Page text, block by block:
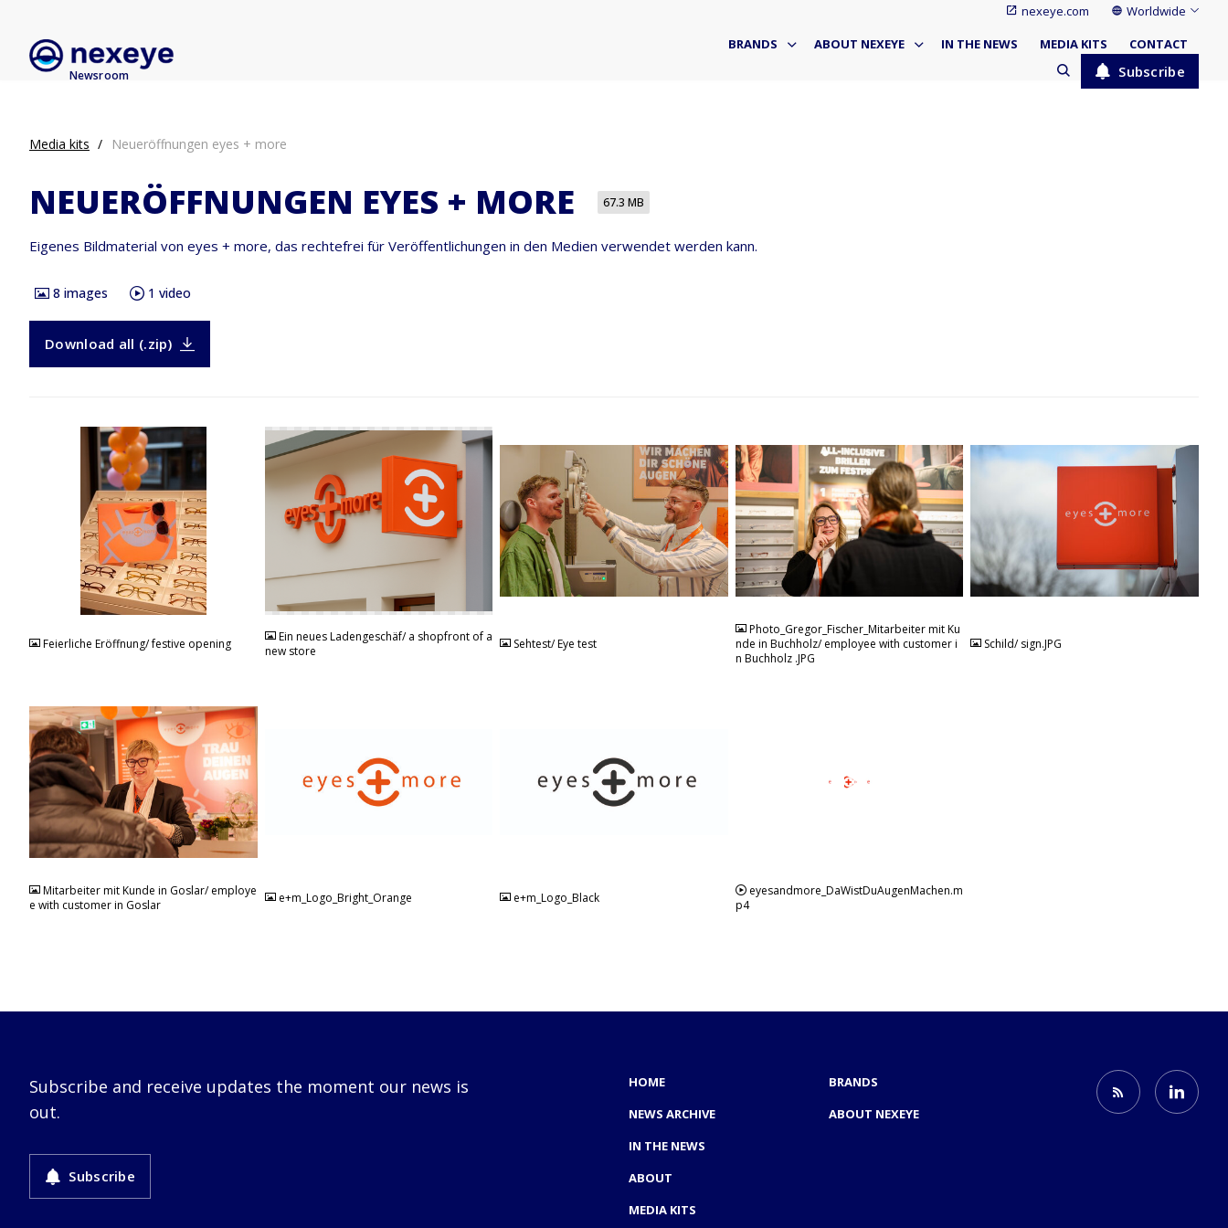
nexeye.com Worldwide
Newsroom
BRANDS ABOUT NEXEYE IN THE NEWS MEDIA KITS CONTACT
Subscribe
Media kits Neueröffnungen eyes + more
NEUERÖFFNUNGEN EYES + MORE 67.3 MB
Eigenes Bildmaterial von eyes + more, das rechtefrei für Veröffentlichungen in den Medien verwendet werden kann.
8 images 1 video
Download all (.zip)
Feierliche Eröffnung/ festive opening
Ein neues Ladengeschäf/ a shopfront of a
new store
JPG
Sehtest/ Eye test
JPG
Photo_Gregor_Fischer_Mitarbeiter mit Ku
nde in Buchholz/ employee with customer i
n Buchholz .JPG
JPG
Schild/ sign.JPG
JPG
Mitarbeiter mit Kunde in Goslar/ employe
e with customer in Goslar
e+m_Logo_Bright_Orange e+m_Logo_Black
eyesandmore_DaWistDuAugenMachen.m
p4
Subscribe and receive updates the moment our news is
out.
Subscribe
HOME
NEWS ARCHIVE
IN THE NEWS
ABOUT
MEDIA KITS
BRANDS
ABOUT NEXEYE